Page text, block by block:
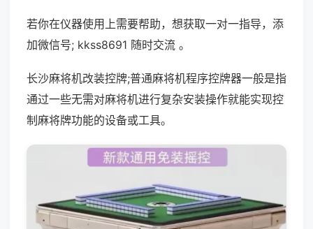
若你在仪器使用上需要帮助，想获取一对一指导，添
加微信号; kkss8691 随时交流 。
长沙麻将机改装控牌;普通麻将机程序控牌器一般是指
通过一些无需对麻将机进行复杂安装操作就能实现控
制麻将牌功能的设备或工具。